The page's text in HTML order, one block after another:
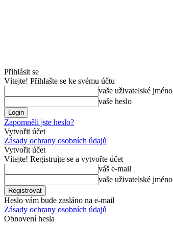
Přihlásit se
Vítejte! Přihlašte se ke svému účtu
vaše uživatelské jméno
vaše heslo
Zapomněli jste heslo?
Vytvořit účet
Zásady ochrany osobních údajů
Vytvořit účet
Vítejte! Registrujte se a vytvořte účet
váš e-mail
vaše uživatelské jméno
Heslo vám bude zasláno na e-mail
Zásady ochrany osobních údajů
Obnovení hesla